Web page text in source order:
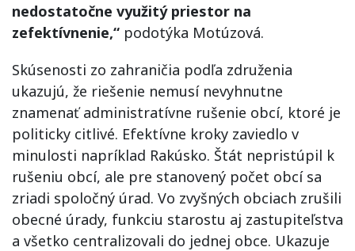
nedostatočne využitý priestor na
zefektívnenie,“ podotýka Motúzová.
Skúsenosti zo zahraničia podľa združenia
ukazujú, že riešenie nemusí nevyhnutne
znamenať administratívne rušenie obcí, ktoré je
politicky citlivé. Efektívne kroky zaviedlo v
minulosti napríklad Rakúsko. Štát nepristúpil k
rušeniu obcí, ale pre stanovený počet obcí sa
zriadi spoločný úrad. Vo zvyšných obciach zrušili
obecné úrady, funkciu starostu aj zastupiteľstva
a všetko centralizovali do jednej obce. Ukazuje